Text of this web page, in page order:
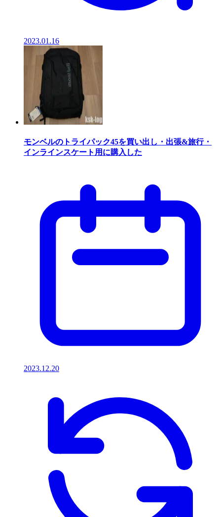
2023.01.16
モンベルのトライパック45を買い出し・出張&旅行・
インラインスケート用に購入した
2023.12.20